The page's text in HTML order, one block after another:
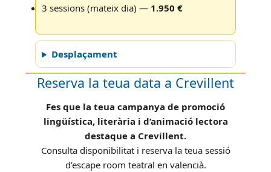
3 sessions (mateix dia) — 1.950 €
Desplaçament
Reserva la teua data a Crevillent
Fes que la teua campanya de promoció
lingüística, literària i d’animació lectora
destaque a Crevillent.
Consulta disponibilitat i reserva la teua sessió
d’escape room teatral en valencià.